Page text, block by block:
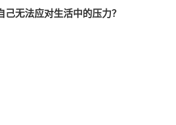
己无法应对生活中的压力？